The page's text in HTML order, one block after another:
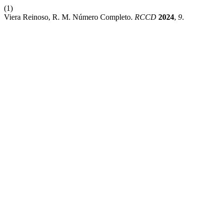
(1)
Viera Reinoso, R. M. Número Completo. RCCD 2024, 9.